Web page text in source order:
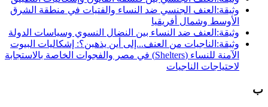
وثيقة:العنف الجنسي ضد النساء والفتيات في منطقة الشرق
الأوسط وشمال أفريقيا
وثيقة:العنف ضد النساء بين النضال النسوي وسياسات الدولة
وثيقة:الناجيات من العنف...إلى أين يذهبن؟: إشكاليات البيوت
الآمنة للنساء (Shelters) في مصر والفجوات الخاصة بالاستجابة
لاحتياجات الناجيات
ب